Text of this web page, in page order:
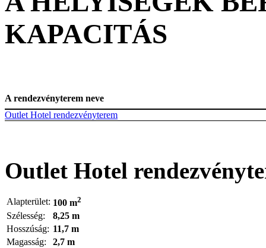
KAPACITÁS
A rendezvényterem neve
Outlet Hotel rendezvényterem
Outlet Hotel
Alapterület: 100 m2
Szélesség:
8,25 m
Hosszúság: 11,7 m
Magasság:
2,7 m